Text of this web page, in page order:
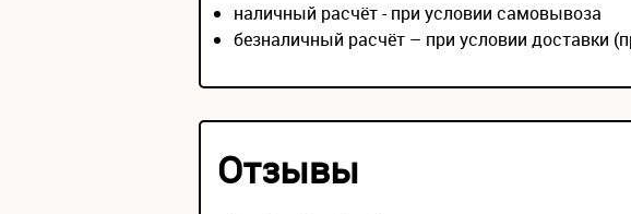
наличный расчёт - при условии самовывоза
безналичный расчёт – при условии доставки
Отзывы